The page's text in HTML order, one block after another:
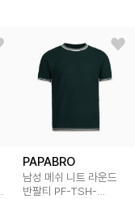
PAPABRO
남성 메쉬 니트 라운드
반팔티 PF-TSH-